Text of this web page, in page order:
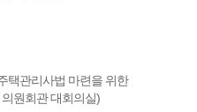
택관리사법 마련을 위한
원회관 대회의실)